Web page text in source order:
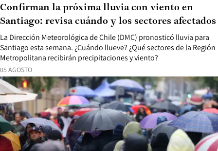
05 AGOSTO
La Dirección Meteorológica de Chile (DMC) pronosticó lluvia para
Santiago esta semana. ¿Cuándo llueve? ¿Qué sectores de la Región
Metropolitana recibirán precipitaciones y viento?
Confirman la próxima lluvia con viento en
Santiago: revisa cuándo y los sectores afectados